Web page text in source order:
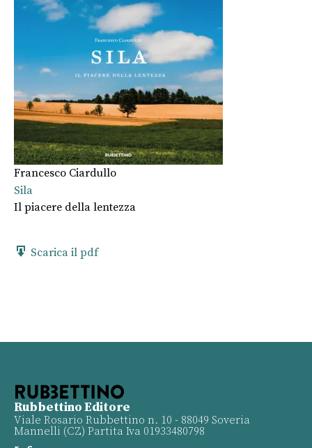
Francesco Ciardullo
Sila
Il piacere della lentezza
Scarica il pdf
Rubbettino Editore
Viale Rosario Rubbettino n. 10 - 88049 Soveria
Mannelli (CZ) Partita Iva 01933480798